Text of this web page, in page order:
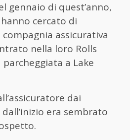
gennaio di quest’anno,
cercato di
assicurativa
nella loro Rolls
a Lake
dai
era sembrato